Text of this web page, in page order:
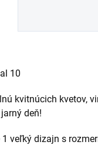
10
kvitnúcich kvetov,
deň!
veľký dizajn s